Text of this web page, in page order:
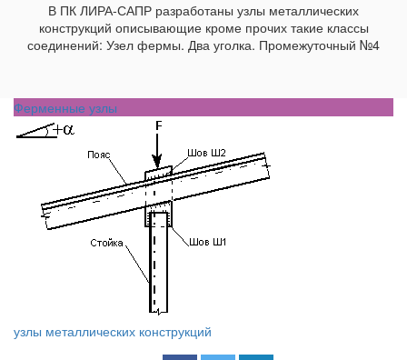
В ПК ЛИРА-САПР разработаны узлы металлических
конструкций описывающие кроме прочих такие классы
соединений: Узел фермы. Два уголка. Промежуточный №4
Ферменные узлы
узлы металлических конструкций